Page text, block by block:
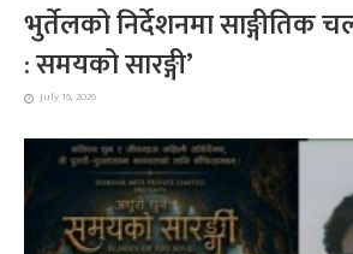
भुर्तेलको निर्देशनमा साङ्गीतिक
: समयको सारङ्गी’
July 16, 2026